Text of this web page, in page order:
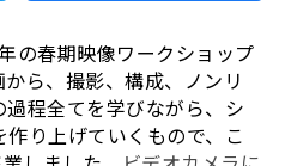
の春期映像ワークショップ
ら、撮影、構成、ノンリ
程全てを学びながら、シ
り上げていくもので、こ